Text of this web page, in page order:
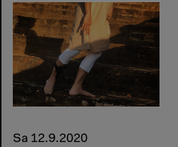
Sa 12.9.2020